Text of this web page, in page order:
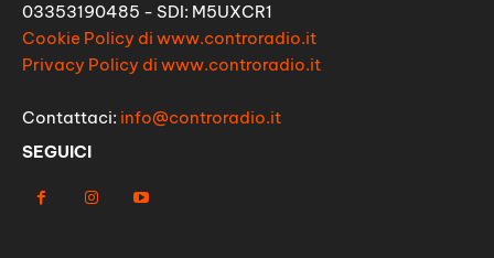
03353190485 - SDI: M5UXCR1
Cookie Policy di www.controradio.it
Privacy Policy di www.controradio.it
Contattaci: info@controradio.it
SEGUICI